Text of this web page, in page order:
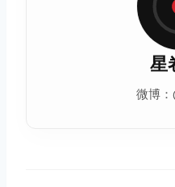
星
微博